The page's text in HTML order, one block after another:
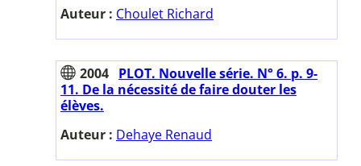
Auteur : Choulet Richard
2004 PLOT. Nouvelle série. N° 6. p. 9-
11. De la nécessité de faire douter les
élèves.
Auteur : Dehaye Renaud